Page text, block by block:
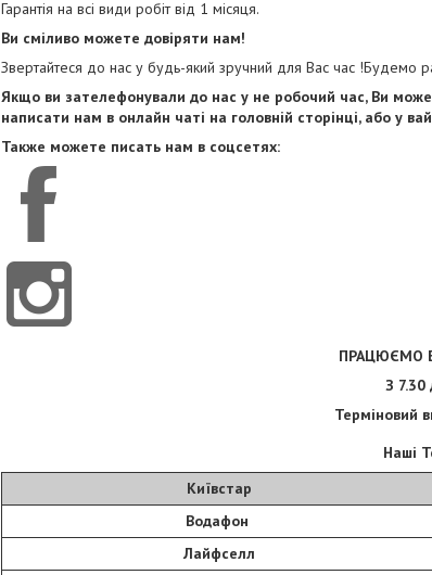
Гарантія на всі види робіт від 1 місяця.
Ви сміливо можете довіряти нам!
Звертайтеся до нас у будь-який зручний для Вас час !Будемо
Якщо ви зателефонували до нас у не робочий час, Ви
написати нам в онлайн чаті на головній сторінці, або у
Также можете писать нам в соцсетях:
ПРАЦЮЄМО
З 7.30
Терміновий
Наші
Київстар
Водафон
Лайфселл